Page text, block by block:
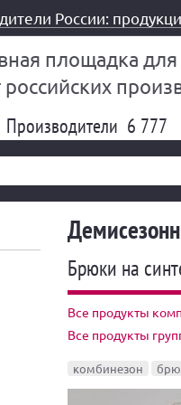
России:
площадка
Производители 6 777
Брюки на
Все продукты
Все продукты
комбинезон